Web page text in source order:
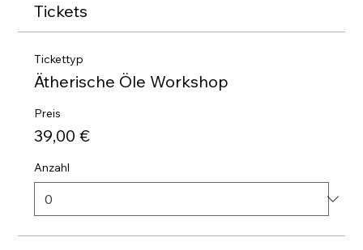
Tickets
Tickettyp
Ätherische Öle Workshop
Preis
39,00 €
Anzahl